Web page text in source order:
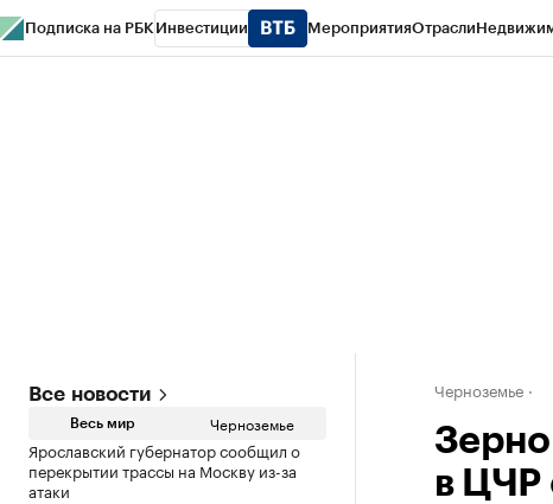
Подписка на РБК Инвестиции МероприятияОтрасли
Все новости
Весь мир Черноземье
Ярославский губернатор сообщил о
перекрытии трассы на Москву из-за
атаки
Черноземье
в ЦЧР